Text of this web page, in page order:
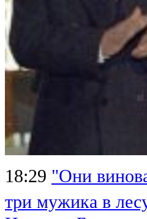
18:29 "Они
три мужика в